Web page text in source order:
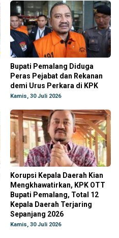
Bupati Pemalang Diduga
Peras Pejabat dan Rekanan
demi Urus Perkara di KPK
Kamis, 30 Juli 2026
Korupsi Kepala Daerah Kian
Mengkhawatirkan, KPK OTT
Bupati Pemalang, Total 12
Kepala Daerah Terjaring
Sepanjang 2026
Kamis, 30 Juli 2026